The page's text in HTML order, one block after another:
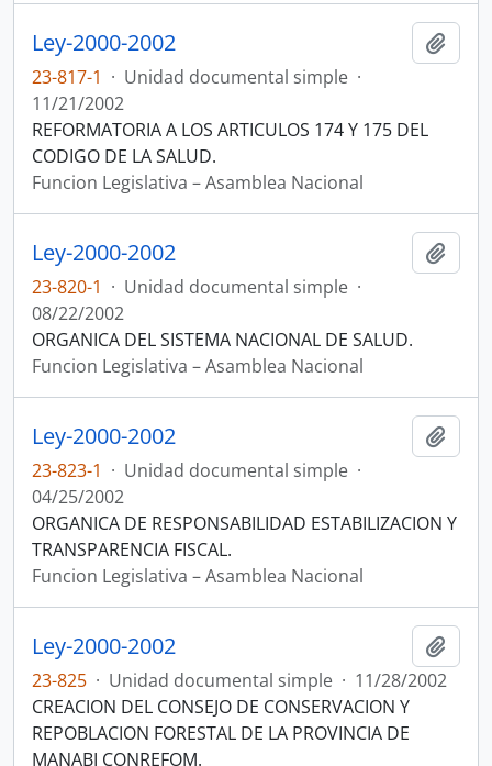
Ley-2000-2002
23-817-1 · Unidad documental simple ·
11/21/2002
REFORMATORIA A LOS ARTICULOS 174 Y 175 DEL
CODIGO DE LA SALUD.
Funcion Legislativa – Asamblea Nacional
Ley-2000-2002
23-820-1 · Unidad documental simple ·
08/22/2002
ORGANICA DEL SISTEMA NACIONAL DE SALUD.
Funcion Legislativa – Asamblea Nacional
Ley-2000-2002
23-823-1 · Unidad documental simple ·
04/25/2002
ORGANICA DE RESPONSABILIDAD ESTABILIZACION Y
TRANSPARENCIA FISCAL.
Funcion Legislativa – Asamblea Nacional
Ley-2000-2002
23-825 · Unidad documental simple · 11/28/2002
CREACION DEL CONSEJO DE CONSERVACION Y
REPOBLACION FORESTAL DE LA PROVINCIA DE
MANABI CONREFOM.